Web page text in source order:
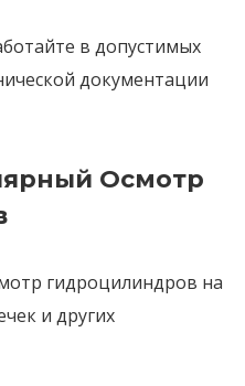
в допустимых
документации
Осмотр
гидроцилиндров на
и других